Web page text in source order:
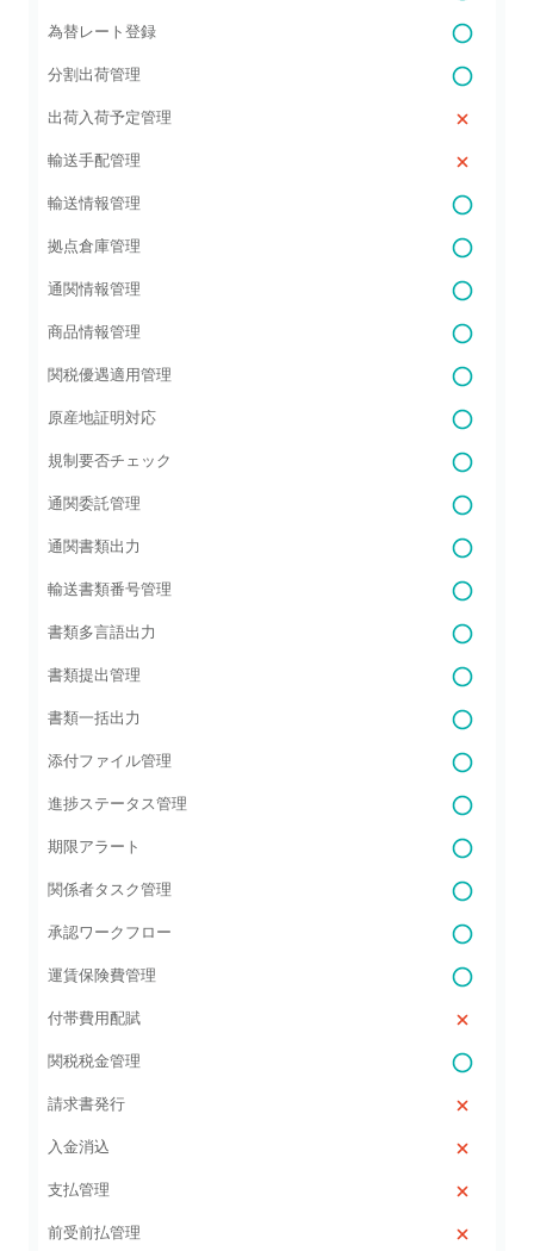
為替レート登録
分割出荷管理
出荷入荷予定管理
輸送手配管理
輸送情報管理
拠点倉庫管理
通関情報管理
商品情報管理
関税優遇適用管理
原産地証明対応
規制要否チェック
通関委託管理
通関書類出力
輸送書類番号管理
書類多言語出力
書類提出管理
書類一括出力
添付ファイル管理
進捗ステータス管理
期限アラート
関係者タスク管理
承認ワークフロー
運賃保険費管理
付帯費用配賦
関税税金管理
請求書発行
入金消込
支払管理
前受前払管理